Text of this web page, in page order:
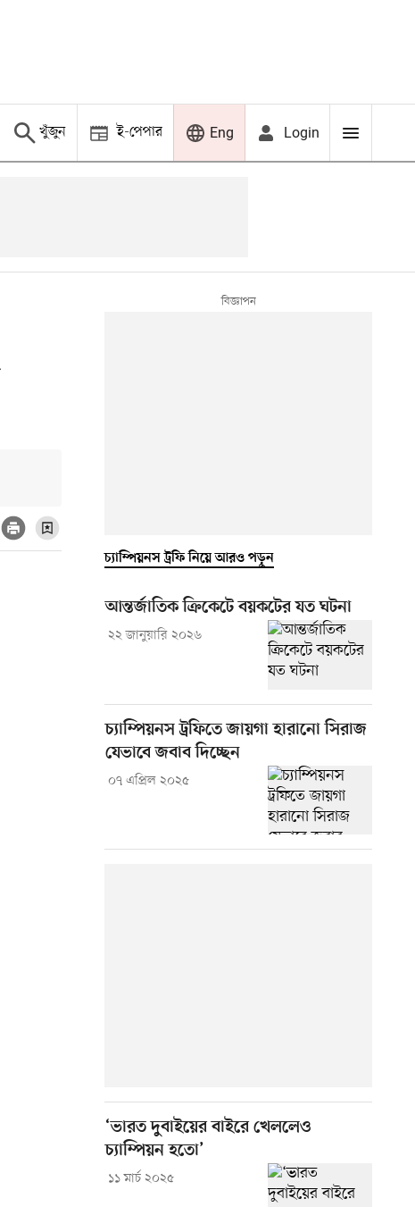
খুঁজুন ই-পেপার Eng Login
চ্যাম্পিয়নস ট্রফি নিয়ে আরও পড়ুন
আন্তর্জাতিক ক্রিকেটে বয়কটের যত ঘটনা
২২ জানুয়ারি ২০২৬
চ্যাম্পিয়নস ট্রফিতে জায়গা হারানো সিরাজ
যেভাবে জবাব দিচ্ছেন
০৭ এপ্রিল ২০২৫
‘ভারত দুবাইয়ের বাইরে খেললেও
চ্যাম্পিয়ন হতো’
১১ মার্চ ২০২৫